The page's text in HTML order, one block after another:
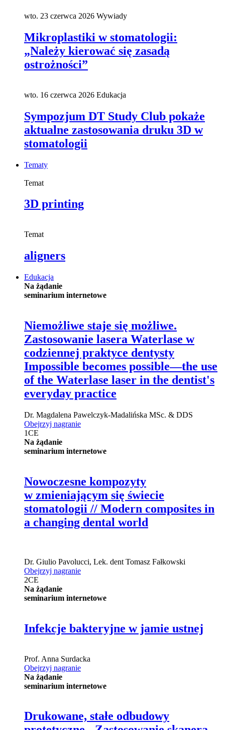
wto. 23 czerwca 2026 Wywiady
Mikroplastiki w stomatologii:
„Należy kierować się zasadą
ostrożności”
wto. 16 czerwca 2026 Edukacja
Sympozjum DT Study Club pokaże
aktualne zastosowania druku 3D w
stomatologii
Tematy
Temat
3D printing
Temat
aligners
Edukacja
Na żądanie
seminarium internetowe
Niemożliwe staje się możliwe.
Zastosowanie lasera Waterlase w
codziennej praktyce dentysty
Impossible becomes possible—the use
of the Waterlase laser in the dentist's
everyday practice
Dr. Magdalena Pawelczyk-Madalińska MSc. & DDS
Obejrzyj nagranie
1CE
Na żądanie
seminarium internetowe
Nowoczesne kompozyty
w zmieniającym się świecie
stomatologii // Modern composites in
a changing dental world
Dr. Giulio Pavolucci, Lek. dent Tomasz Fałkowski
Obejrzyj nagranie
2CE
Na żądanie
seminarium internetowe
Infekcje bakteryjne w jamie ustnej
Prof. Anna Surdacka
Obejrzyj nagranie
Na żądanie
seminarium internetowe
Drukowane, stałe odbudowy